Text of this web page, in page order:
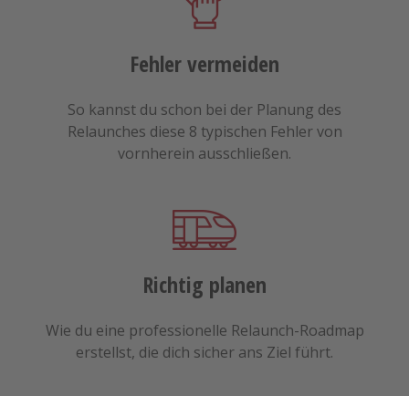
Fehler vermeiden
So kannst du schon bei der Planung des
Relaunches diese 8 typischen Fehler von
vornherein ausschließen.
Richtig planen
Wie du eine professionelle Relaunch-Roadmap
erstellst, die dich sicher ans Ziel führt.